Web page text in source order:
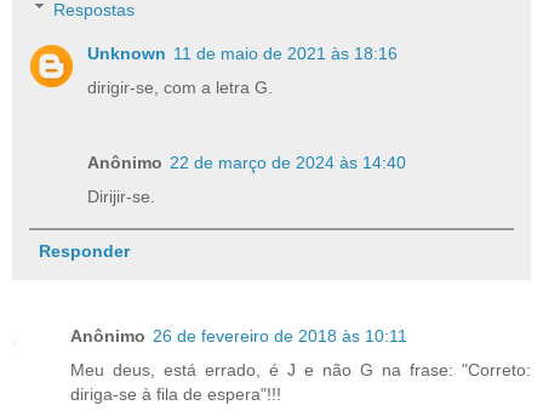
Respostas
Unknown 11 de maio de 2021 às 18:16
dirigir-se, com a letra G.
Anônimo 22 de março de 2024 às 14:40
Dirijir-se.
Responder
Anônimo 26 de fevereiro de 2018 às 10:11
Meu deus, está errado, é J e não G na frase: "Correto:
diriga-se à fila de espera"!!!